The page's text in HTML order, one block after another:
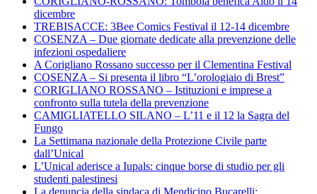
dicembre
TREBISACCE: 3Bee Comics Festival il 12-14 dicembre
COSENZA – Due giornate dedicate alla prevenzione delle
infezioni ospedaliere
A Corigliano Rossano successo per il Clementina Festival
COSENZA – Si presenta il libro “L’orologiaio di Brest”
CORIGLIANO ROSSANO – Istituzioni e imprese a
confronto sulla tutela della prevenzione
CAMIGLIATELLO SILANO – L’11 e il 12 la Sagra del
Fungo
La Settimana nazionale della Protezione Civile parte
dall’Unical
L’Unical aderisce a Iupals: cinque borse di studio per gli
studenti palestinesi